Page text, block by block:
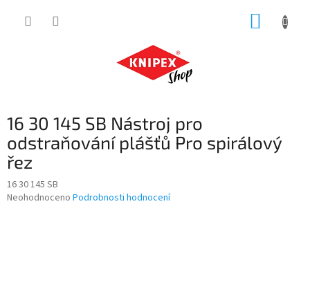
16 30 145 SB Nástroj pro
odstraňování plášťů Pro spirálový
řez
16 30 145 SB
Průměrné
Neohodnoceno Podrobnosti hodnocení